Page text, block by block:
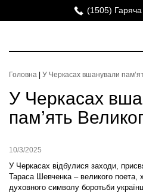
(1505) Гаряча
Головна У Черкасах вшанували
У Черкасах
пам’ять
10/3/2025
У Черкасах відбулися заходи,
Тараса Шевченка – великого поета,
духовного символу боротьби